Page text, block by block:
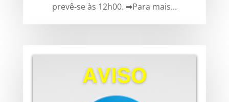
prevê-se às 12h00. ➡Para mais...